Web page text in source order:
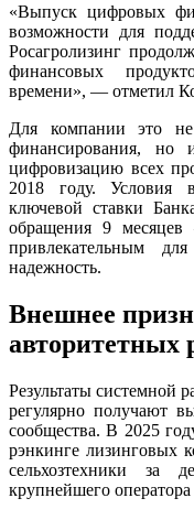
«Выпуск цифровых
возможности для
Росагролизинг
финансовых
времени», — отметил
Для компании это
финансирования, но
цифровизацию всех
2018 году. Условия
ключевой ставки
обращения 9
привлекательным
надежность.
Внешнее
авторитетных
Результаты системной
регулярно получают
сообщества. В 2025
рэнкинге лизинговых
сельхозтехники за
крупнейшего